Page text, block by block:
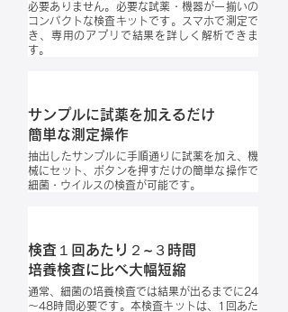
必要ありません。必要な試薬・機器が一揃いの
コンパクトな検査キットです。スマホで測定で
き、専用のアプリで結果を詳しく解析できま
す。
サンプルに試薬を加えるだけ
簡単な測定操作
抽出したサンプルに手順通りに試薬を加え、機
械にセット、ボタンを押すだけの簡単な操作で
細菌・ウイルスの検査が可能です。
検査１回あたり２~３時間
培養検査に比べ大幅短縮
通常、細菌の培養検査では結果が出るまでに24
～48時間必要です。本検査キットは、1回あた